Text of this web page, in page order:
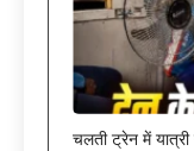
चलती ट्रेन में यात्री